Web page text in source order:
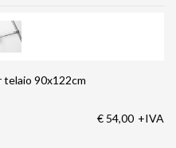
telaio 90x122cm
€ 54,00 +IVA